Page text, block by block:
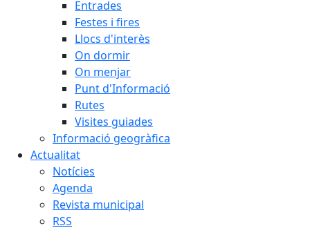
Entrades
Festes i fires
Llocs d'interès
On dormir
On menjar
Punt d'Informació
Rutes
Visites guiades
Informació geogràfica
Actualitat
Notícies
Agenda
Revista municipal
RSS